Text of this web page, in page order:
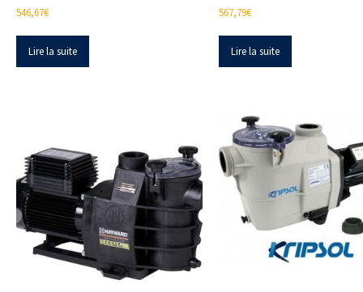
546,67€
Lire la suite
567,79€
Lire la suite